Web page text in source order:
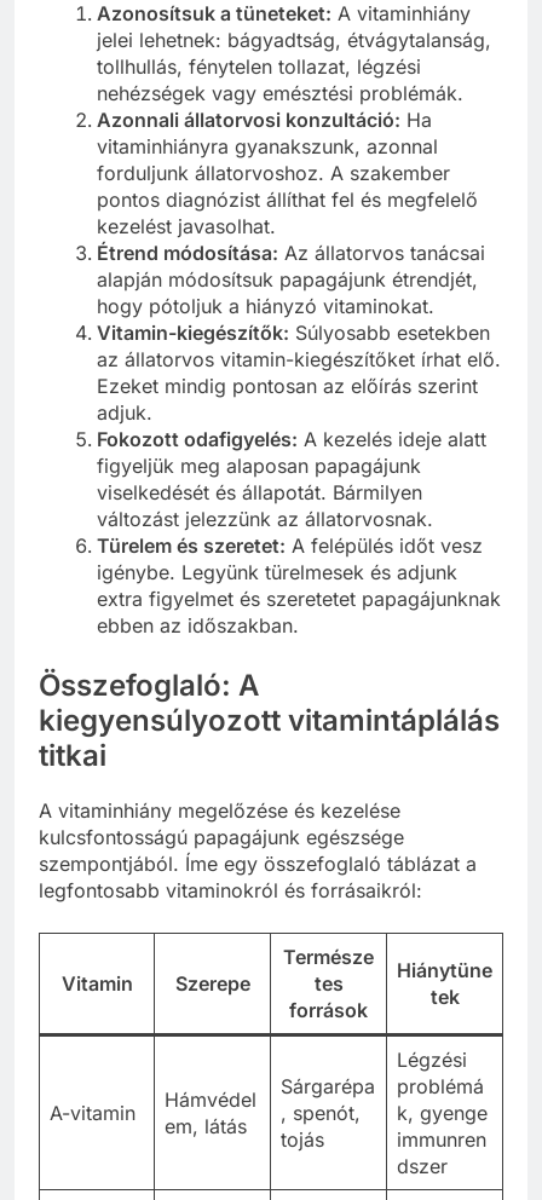
Azonosítsuk a tüneteket: A vitaminhiány
jelei lehetnek: bágyadtság, étvágytalanság,
tollhullás, fénytelen tollazat, légzési
nehézségek vagy emésztési problémák.
Azonnali állatorvosi konzultáció: Ha
vitaminhiányra gyanakszunk, azonnal
forduljunk állatorvoshoz. A szakember
pontos diagnózist állíthat fel és megfelelő
kezelést javasolhat.
Étrend módosítása: Az állatorvos tanácsai
alapján módosítsuk papagájunk étrendjét,
hogy pótoljuk a hiányzó vitaminokat.
Vitamin-kiegészítők: Súlyosabb esetekben
az állatorvos vitamin-kiegészítőket írhat elő.
Ezeket mindig pontosan az előírás szerint
adjuk.
Fokozott odafigyelés: A kezelés ideje alatt
figyeljük meg alaposan papagájunk
viselkedését és állapotát. Bármilyen
változást jelezzünk az állatorvosnak.
Türelem és szeretet: A felépülés időt vesz
igénybe. Legyünk türelmesek és adjunk
extra figyelmet és szeretetet papagájunknak
ebben az időszakban.
Összefoglaló: A
kiegyensúlyozott vitamintáplálás
titkai
A vitaminhiány megelőzése és kezelése
kulcsfontosságú papagájunk egészsége
szempontjából. Íme egy összefoglaló táblázat a
legfontosabb vitaminokról és forrásaikról:
Vitamin Szerepe
Természe
tes
források
Hiánytüne
tek
A-vitamin
Hámvédel
em, látás
Sárgarépa
, spenót,
tojás
Légzési
problémá
k, gyenge
immunren
dszer